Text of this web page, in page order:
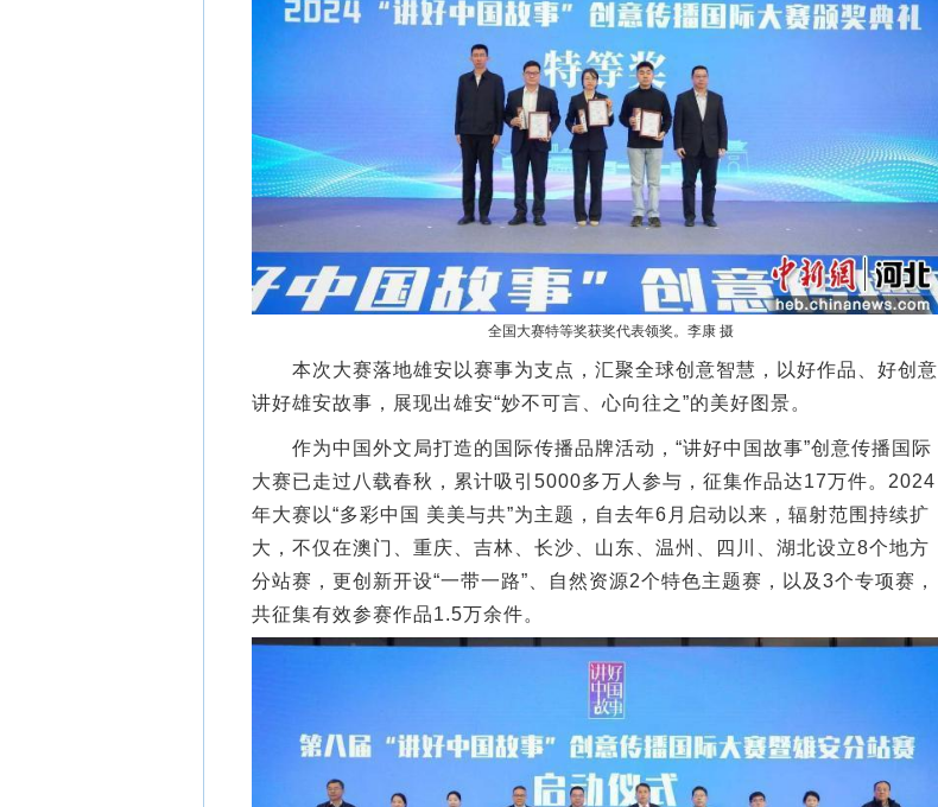
全国大赛特等奖获奖代表领奖。李康 摄
本次大赛落地雄安以赛事为支点，汇聚全球创意智慧，以好作品、好创意
讲好雄安故事，展现出雄安“妙不可言、心向往之”的美好图景。
作为中国外文局打造的国际传播品牌活动，“讲好中国故事”创意传播国际
大赛已走过八载春秋，累计吸引5000多万人参与，征集作品达17万件。2024
年大赛以“多彩中国 美美与共”为主题，自去年6月启动以来，辐射范围持续扩
大，不仅在澳门、重庆、吉林、长沙、山东、温州、四川、湖北设立8个地方
分站赛，更创新开设“一带一路”、自然资源2个特色主题赛，以及3个专项赛，
共征集有效参赛作品1.5万余件。